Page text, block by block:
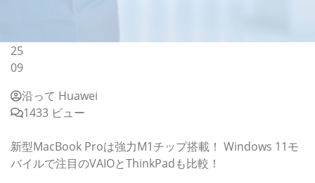
25
09
沿って Huawei
1433 ビュー
新型MacBook Proは強力M1チップ搭載！ Windows 11モ
バイルで注目のVAIOとThinkPadも比較！